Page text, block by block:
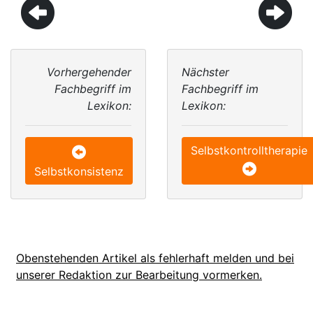
Vorhergehender
Fachbegriff im
Lexikon:
Selbstkonsistenz
Nächster
Fachbegriff im
Lexikon:
Selbstkontrolltherapie
Obenstehenden Artikel als fehlerhaft melden und bei
unserer Redaktion zur Bearbeitung vormerken.